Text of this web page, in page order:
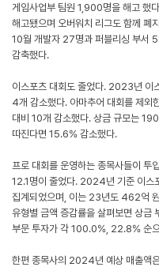
게임사업부 팀원 1,900명을 해고 했
해고됐으며 오버워치 리그도 함께
10월 개발자 27명과 퍼블리싱 부서
감축했다.
이스포츠 대회도 줄었다. 2023년 이
4개 감소했다. 아마추어 대회를 제외
대비 10개 감소했다. 상금 규모는
따진다면 15.6% 감소했다.
프로 대회를 운영하는 종목사들이 투
12.1명이 줄었다. 2024년 기준 이스
집계되었으며, 이는 23년도 462억
유형별 금액 증감률을 살펴보면 상금
부문 투자가 각 100.0%, 22.8% 순
한편 종목사의 2024년 예상 매출액